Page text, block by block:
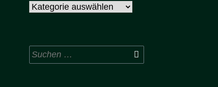
Kategorien
Suchen
nach: